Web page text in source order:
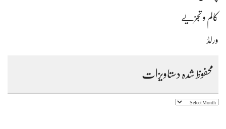
کالم و تجزیے
ورلڈ
محفوظ شدہ دستاویزات
محفوظ